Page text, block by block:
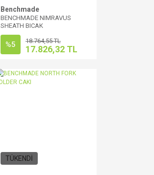
Benchmade
BENCHMADE NIMRAVUS
SHEATH BICAK
%5 18.764,55 TL
17.826,32 TL
TÜKENDİ